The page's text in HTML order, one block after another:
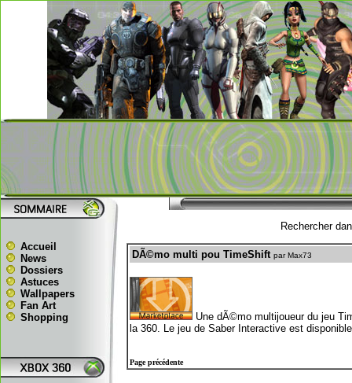
Accueil
News
Dossiers
Astuces
Wallpapers
Fan Art
Shopping
Rechercher
DÃ©mo multi pou TimeShift par Max73
Une dÃ©mo multijoueur du jeu
la 360. Le jeu de Saber Interactive est
Page précédente